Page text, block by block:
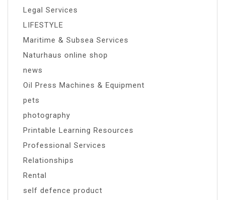
Legal Services
LIFESTYLE
Maritime & Subsea Services
Naturhaus online shop
news
Oil Press Machines & Equipment
pets
photography
Printable Learning Resources
Professional Services
Relationships
Rental
self defence product